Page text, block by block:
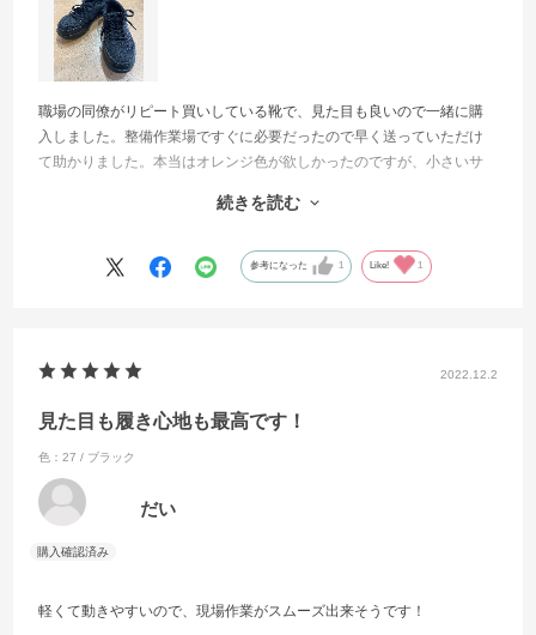
職場の同僚がリピート買いしている靴で、見た目も良いので一緒に購
入しました。整備作業場ですぐに必要だったので早く送っていただけ
て助かりました。本当はオレンジ色が欲しかったのですが、小さいサ
が守られている感じが良いです。普段履くサイズより一つ小さいサイ
続きを読む
参考になった 1 Like! 1
2022.12.2
見た目も履き心地も最高です！
色：27 / ブラック
だい
軽くて動きやすいので、現場作業がスムーズ出来そうです！